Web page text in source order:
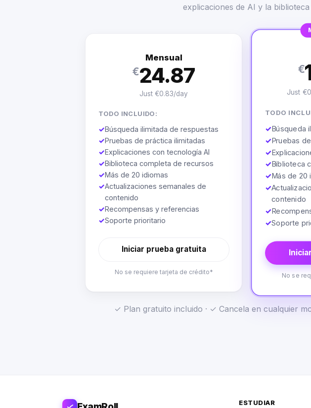
explicaciones de AI y la
Mensual
€24.87
Just €0.83/day
TODO INCLUIDO:
✓Búsqueda ilimitada de respuestas
✓Pruebas de práctica ilimitadas
✓Explicaciones con tecnología AI
✓Biblioteca completa de recursos
✓Más de 20 idiomas
✓Actualizaciones semanales de
contenido
✓Recompensas y referencias
✓Soporte prioritario
Iniciar prueba gratuita
No se requiere tarjeta de crédito*
€
Just
TODO
✓Búsqueda
✓Pruebas
✓
✓Biblioteca
✓Más de 20
✓
contenido
✓
✓Soporte
No se
✓ Plan gratuito incluido · ✓ Cancela en cualquier
ESTUDIAR